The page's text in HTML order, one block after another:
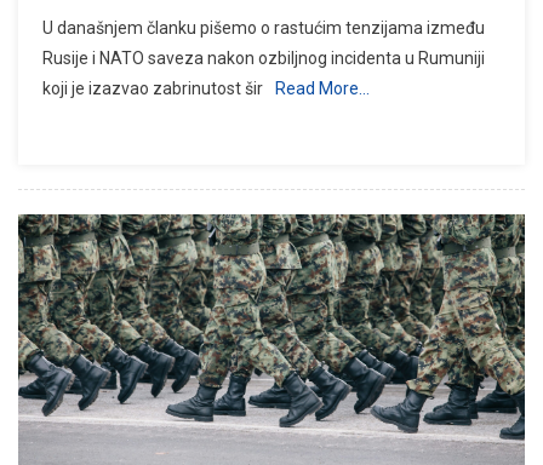
U današnjem članku pišemo o rastućim tenzijama između
Rusije i NATO saveza nakon ozbiljnog incidenta u Rumuniji
koji je izazvao zabrinutost šir
Read More…